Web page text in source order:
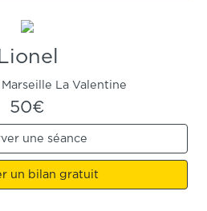
Lionel
La Valentine
50€
une séance
un bilan gratuit